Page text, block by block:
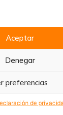
Aceptar
Denegar
preferencias
de
y software
los